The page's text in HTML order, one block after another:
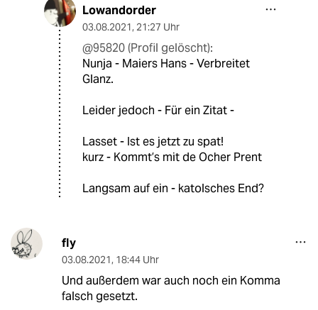
Lowandorder
03.08.2021, 21:27 Uhr
@95820 (Profil gelöscht):
Nunja - Maiers Hans - Verbreitet
Glanz.
Leider jedoch - Für ein Zitat -
Lasset - Ist es jetzt zu spat!
kurz - Kommt’s mit de Ocher Prent
Langsam auf ein - katolsches End?
fly
03.08.2021, 18:44 Uhr
Und außerdem war auch noch ein Komma
falsch gesetzt.